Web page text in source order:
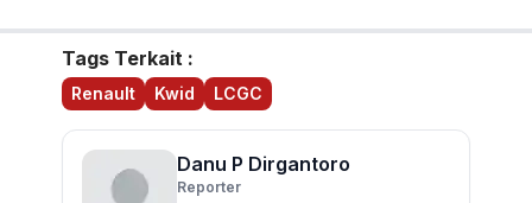
Tags Terkait :
Renault Kwid LCGC
Danu P Dirgantoro
Reporter